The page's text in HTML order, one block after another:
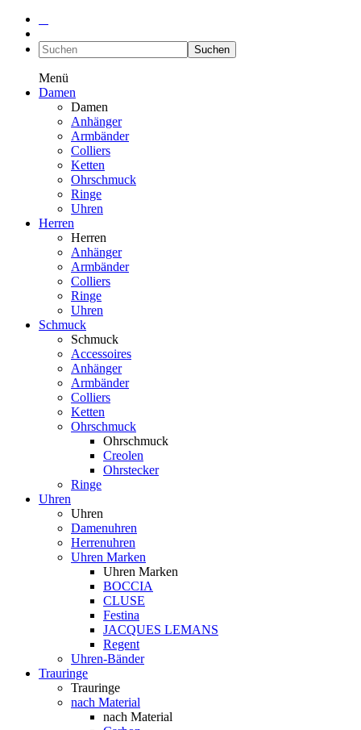
Suchen
Menü
Damen
Damen
Anhänger
Armbänder
Colliers
Ketten
Ohrschmuck
Ringe
Uhren
Herren
Herren
Anhänger
Armbänder
Colliers
Ringe
Uhren
Schmuck
Schmuck
Accessoires
Anhänger
Armbänder
Colliers
Ketten
Ohrschmuck
Ohrschmuck
Creolen
Ohrstecker
Ringe
Uhren
Uhren
Damenuhren
Herrenuhren
Uhren Marken
Uhren Marken
BOCCIA
CLUSE
Festina
JACQUES LEMANS
Regent
Uhren-Bänder
Trauringe
Trauringe
nach Material
nach Material